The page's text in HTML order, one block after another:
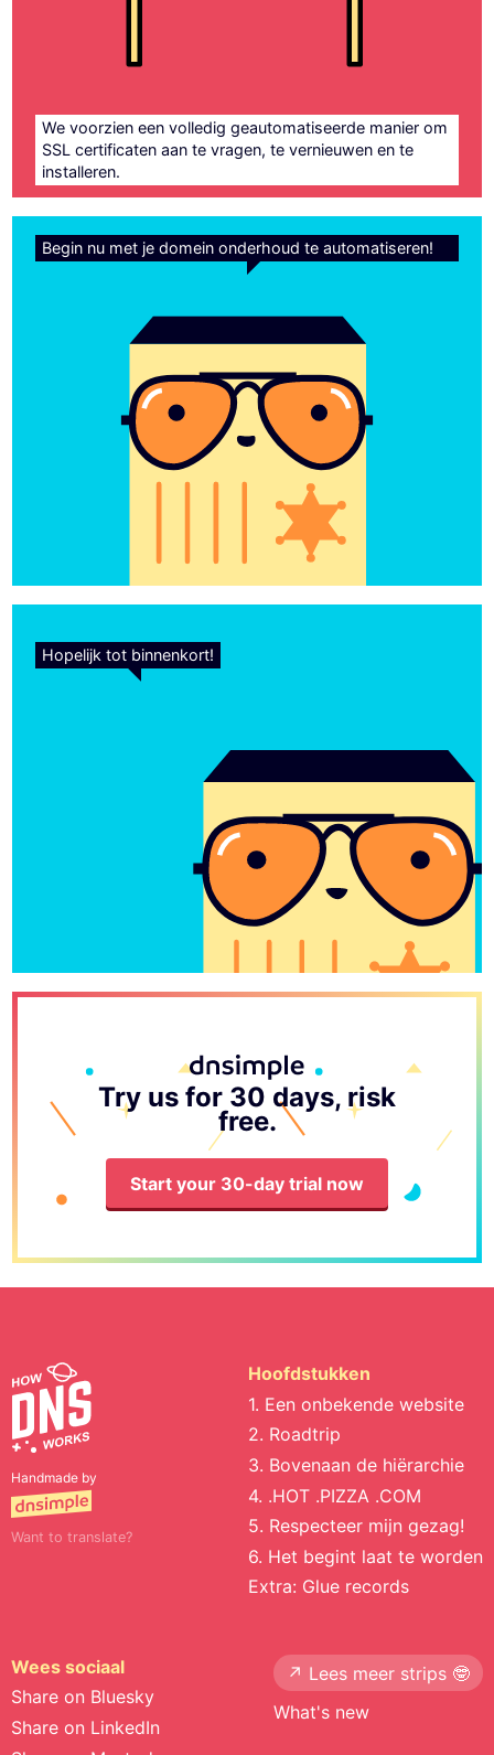
We voorzien een volledig geautomatiseerde manier om
SSL certificaten aan te vragen, te vernieuwen en te
installeren.
Begin nu met je domein onderhoud te automatiseren!
Hopelijk tot binnenkort!
Try us for 30 days, risk
free.
Start your 30-day trial now
Handmade by
Want to translate?
Hoofdstukken
1. Een onbekende website
2. Roadtrip
3. Bovenaan de hiërarchie
4. .HOT .PIZZA .COM
5. Respecteer mijn gezag!
6. Het begint laat te worden
Extra: Glue records
Wees sociaal
Share on Bluesky
Share on LinkedIn
↗️ Lees meer strips 🤓
What's new